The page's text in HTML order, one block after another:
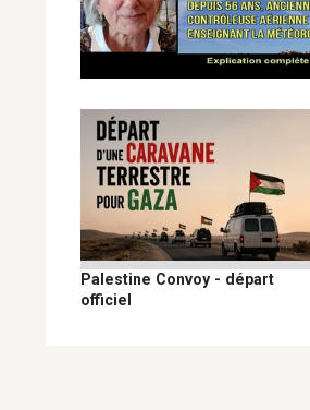
Palestine Convoy - départ
officiel